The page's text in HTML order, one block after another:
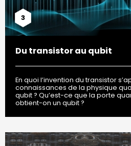
3
Du transistor au qubit
En quoi l’invention du transistor
connaissances de la physique
qubit ? Qu’est-ce que la porte
obtient-on un qubit ?